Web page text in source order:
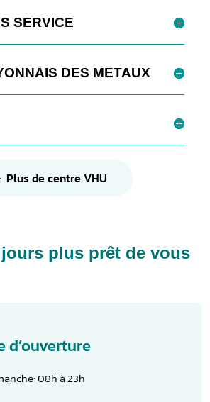
SERVICE
DES METAUX
Plus de centre VHU
plus prêt de vous
d’ouverture
08h à 23h